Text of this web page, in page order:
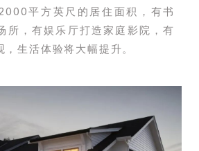
平方英尺的居住面积，有书
所，有娱乐厅打造家庭影院，有
生活体验将大幅提升。